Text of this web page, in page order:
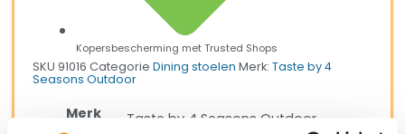
Kopersbescherming met Trusted Shops
SKU91016Categorie Dining stoelen Merk:Taste by 4
Seasons Outdoor
Merk
Taste by 4 Seasons Outdoor